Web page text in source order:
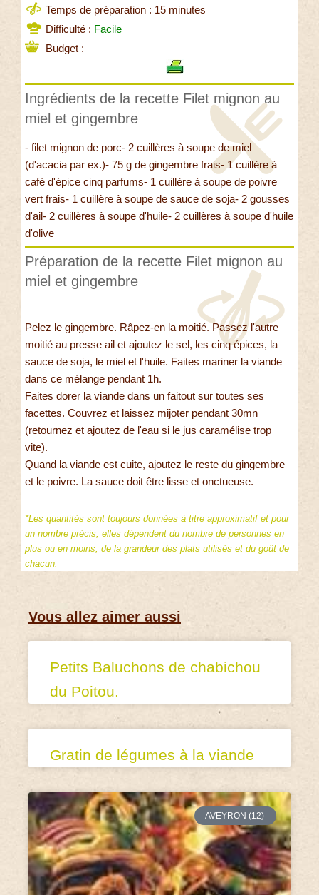
Temps de préparation : 15 minutes
Difficulté : Facile
Budget :
Ingrédients de la recette Filet mignon au
miel et gingembre
- filet mignon de porc- 2 cuillères à soupe de miel
(d'acacia par ex.)- 75 g de gingembre frais- 1 cuillère à
café d'épice cinq parfums- 1 cuillère à soupe de poivre
vert frais- 1 cuillère à soupe de sauce de soja- 2 gousses
d'ail- 2 cuillères à soupe d'huile- 2 cuillères à soupe d'huile
d'olive
Préparation de la recette Filet mignon au
miel et gingembre
Pelez le gingembre. Râpez-en la moitié. Passez l'autre
moitié au presse ail et ajoutez le sel, les cinq épices, la
sauce de soja, le miel et l'huile. Faites mariner la viande
dans ce mélange pendant 1h.
Faites dorer la viande dans un faitout sur toutes ses
facettes. Couvrez et laissez mijoter pendant 30mn
(retournez et ajoutez de l'eau si le jus caramélise trop
vite).
Quand la viande est cuite, ajoutez le reste du gingembre
et le poivre. La sauce doit être lisse et onctueuse.
*Les quantités sont toujours données à titre approximatif et pour
un nombre précis, elles dépendent du nombre de personnes en
plus ou en moins, de la grandeur des plats utilisés et du goût de
chacun.
Vous allez aimer aussi
Petits Baluchons de chabichou
du Poitou.
Gratin de légumes à la viande
AVEYRON (12)